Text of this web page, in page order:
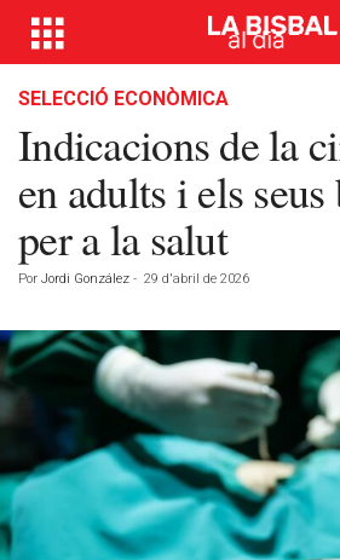
SELECCIÓ ECONÒMICA
Indicacions de la
en adults i els
per a la salut
Por Jordi González - 29 d'abril de 2026